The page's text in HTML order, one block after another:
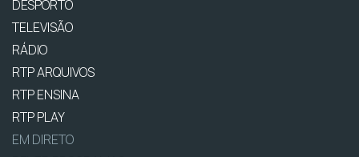
DESPORTO
TELEVISÃO
RÁDIO
RTP ARQUIVOS
RTP ENSINA
RTP PLAY
EM DIRETO